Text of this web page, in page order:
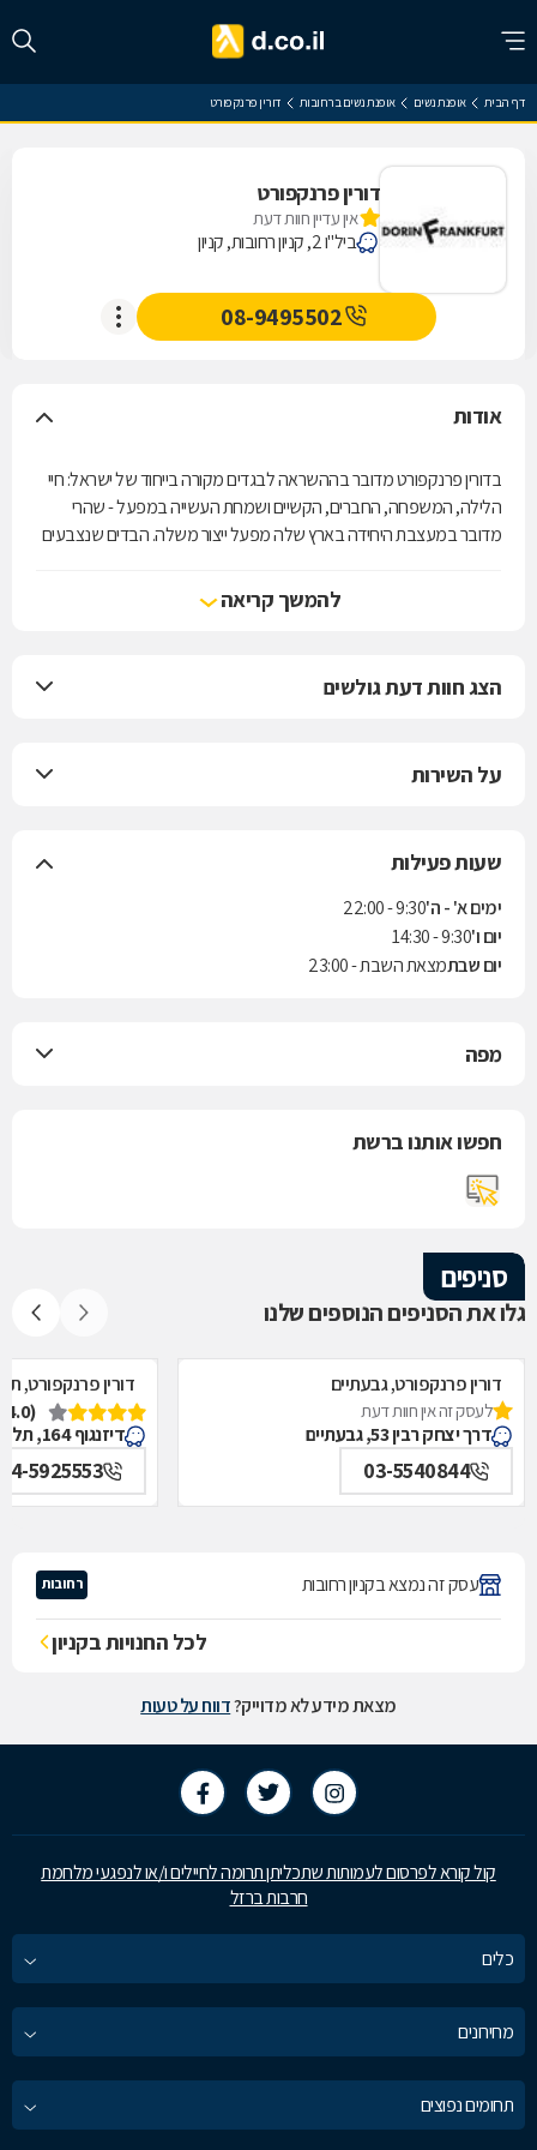
דף הבית אופנת נשים אופנת נשים ברחובות דורין פרנקפורט
דורין פרנקפורט
אין עדיין חוות דעת
ביל"ו 2, קניון רחובות, קניון
08-9495502
אודות
בדורין פרנקפורט מדובר בההשראה לבגדים מקורה בייחוד של ישראל: חיי
הלילה, המשפחה, החברים, הקשיים ושמחת העשייה במפעל - שהרי
מדובר במעצבת היחידה בארץ שלה מפעל ייצור משלה. הבדים שנצבעים
המדוקדק בכל פריט מרגע היוולדו, 17 חנויות מעצבת מפנקות הפזורות
ברחבי הארץ והצוות המיומן הפועל בהן - כל אלה הופכים את התהליך כולו
להמשך קריאה
הצג חוות דעת גולשים
על השירות
שעות פעילות
ימים א' - ה'9:30 - 22:00
יום ו'9:30 - 14:30
יום שבתמצאת השבת - 23:00
מפה
חפשו אותנו ברשת
סניפים
גלו את הסניפים הנוספים שלנו
דורין פרנקפורט, גבעתיים
לעסק זה אין חוות דעת
דרך יצחק רבין 53, גבעתיים
03-5540844
דורין פרנקפורט,
(4.0)
דיזנגוף 164, תל אביב
5925553
עסק זה נמצא בקניון רחובות רחובות
לכל החנויות בקניון
מצאת מידע לא מדוייק?דווח על טעות
קול קורא לפרסום לעמותות שתכליתן תרומה לחיילים ו/או לנפגעי מלחמת
חרבות ברזל
כלים
מחירונים
תחומים נפוצים